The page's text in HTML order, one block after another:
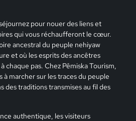
pour nouer des liens et
qui vous réchaufferont le cœur.
ancestral du peuple nehiyaw
et où les esprits des ancêtres
chaque pas. Chez Pêmiska Tourism,
à marcher sur les traces du peuple
des traditions transmises au fil des
authentique, les visiteurs